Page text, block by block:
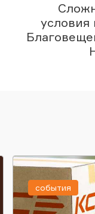
условия
события